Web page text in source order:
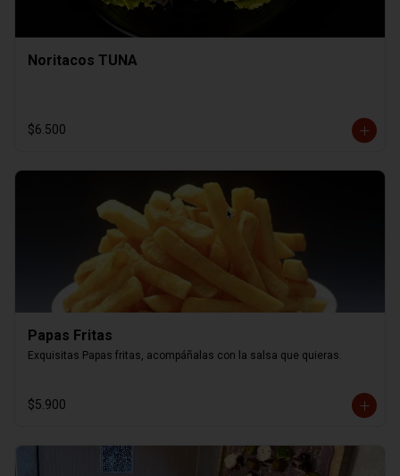
Noritacos TUNA
$6.500
Papas Fritas
Exquisitas Papas fritas, acompáñalas con la salsa que quieras.
$5.900